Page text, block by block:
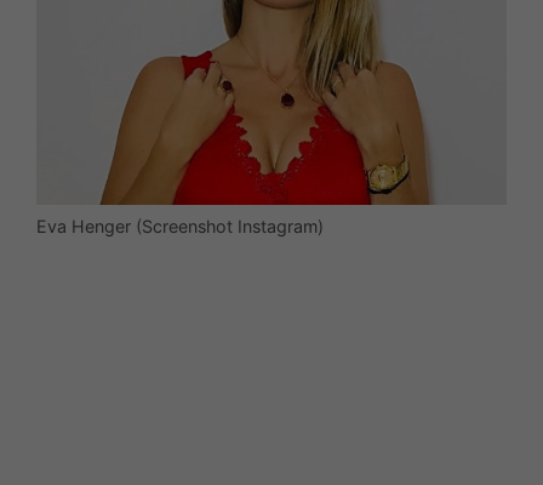
Eva Henger (Screenshot Instagram)